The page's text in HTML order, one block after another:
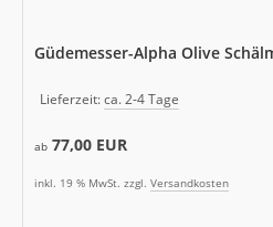
Güdemesser-Alpha Olive
Lieferzeit:ca. 2-4 Tage
ab 77,00 EUR
inkl. 19 % MwSt. zzgl. Versandkosten